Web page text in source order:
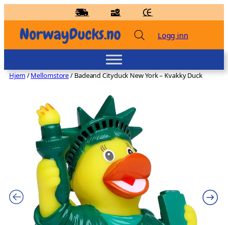
Badeand Havfrue – Kvakky Duck
kr159,00
til
innhold
Logg inn
Hjem/Mellomstore/ Badeand Cityduck New York – Kvakky Duck